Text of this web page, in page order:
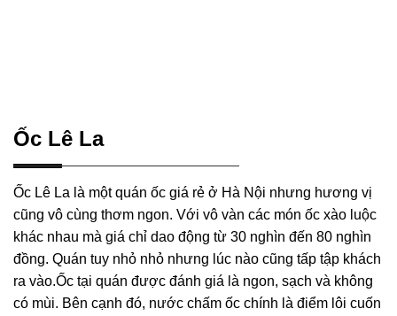
Ốc Lê La
Ốc Lê La là một quán ốc giá rẻ ở Hà Nội nhưng hương vị
cũng vô cùng thơm ngon. Với vô vàn các món ốc xào luộc
khác nhau mà giá chỉ dao động từ 30 nghìn đến 80 nghìn
đồng. Quán tuy nhỏ nhỏ nhưng lúc nào cũng tấp tập khách
ra vào.Ốc tại quán được đánh giá là ngon, sạch và không
có mùi. Bên cạnh đó, nước chấm ốc chính là điểm lôi cuốn